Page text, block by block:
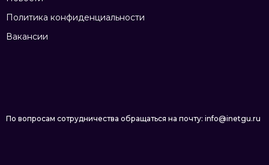
Политика конфиденциальности
Вакансии
По вопросам сотрудничества обращаться на почту: info@inetgu.ru